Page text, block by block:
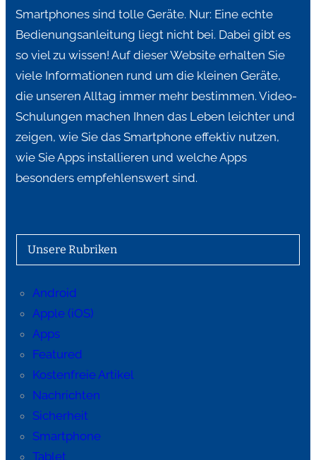
Smartphones sind tolle Geräte. Nur: Eine echte
Bedienungsanleitung liegt nicht bei. Dabei gibt es
so viel zu wissen! Auf dieser Website erhalten Sie
viele Informationen rund um die kleinen Geräte,
die unseren Alltag immer mehr bestimmen. Video-
Schulungen machen Ihnen das Leben leichter und
zeigen, wie Sie das Smartphone effektiv nutzen,
wie Sie Apps installieren und welche Apps
besonders empfehlenswert sind.
Unsere Rubriken
Android
Apple (iOS)
Apps
Featured
Kostenfreie Artikel
Nachrichten
Sicherheit
Smartphone
Tablet